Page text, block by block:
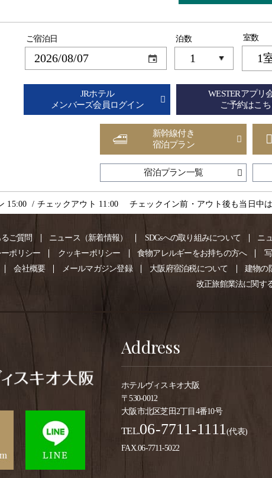
ご宿泊日 泊数 室数
JRホテル
メンバーズ会員ログイン
WESTERアプリ
ご予約はこち
新幹線付き
宿泊プラン
宿泊プラン一覧
15:00 / チェックアウト 11:00 チェックイン前・アウト後も当日中
ご質問 ニュース（新着情報） SDGsへの取り組みについて ニ
ポリシー クッキーポリシー 食物アレルギーをお持ちの方へ
会社概要 メールマガジン登録 大阪府宿泊税について 建物の
改正旅館業法に関す
Address
ホテルヴィスキオ大阪
〒530-0012
大阪市北区芝田2丁目4番10号
TEL.06-7711-1111(代表)
FAX.06-7711-5022